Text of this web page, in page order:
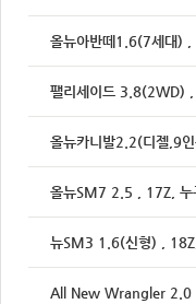
올뉴아반떼1.6(7세대)
팰리세이드 3.8(2WD)
올뉴카니발2.2(디젤,9
올뉴SM7 2.5 , 17Z, 누
뉴SM3 1.6(신형) ,
All New Wrangler 2.0